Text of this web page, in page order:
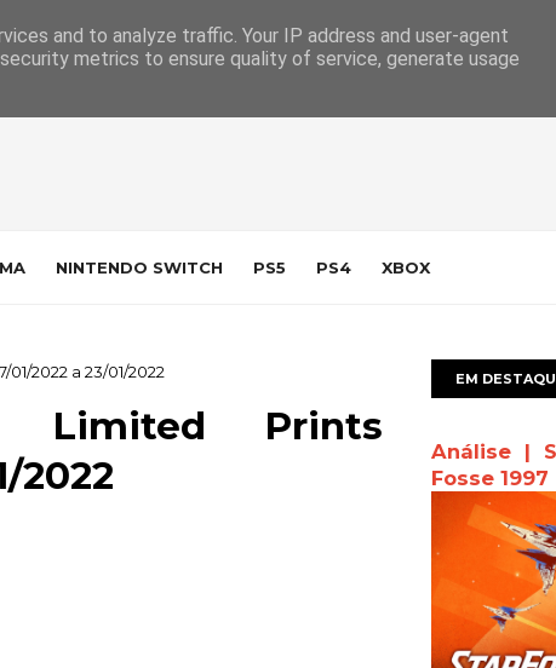
Contacto
NINTENDO SWITCH PS5 PS4 XBOX
2022 a 23/01/2022
Limited Prints
2022
EM
Análise |
Fosse 1997
and to analyze traffic. Your IP address and user-agent
metrics to ensure quality of service, generate usage